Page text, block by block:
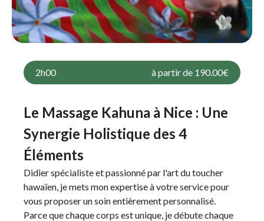
2h00 à partir de 190.00€
Le Massage Kahuna à Nice : Une
Synergie Holistique des 4
Éléments
Didier spécialiste et passionné par l'art du toucher
hawaïen, je mets mon expertise à votre service pour
vous proposer un soin entièrement personnalisé.
Parce que chaque corps est unique, je débute chaque